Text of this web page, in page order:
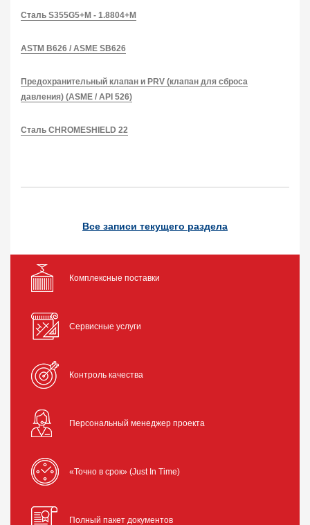
Сталь S355G5+M - 1.8804+M
ASTM B626 / ASME SB626
Предохранительный клапан и PRV (клапан для сброса
давления) (ASME / API 526)
Сталь CHROMESHIELD 22
Все записи текущего раздела
Комплексные поставки
Сервисные услуги
Контроль качества
Персональный менеджер проекта
«Точно в срок» (Just In Time)
Полный пакет документов